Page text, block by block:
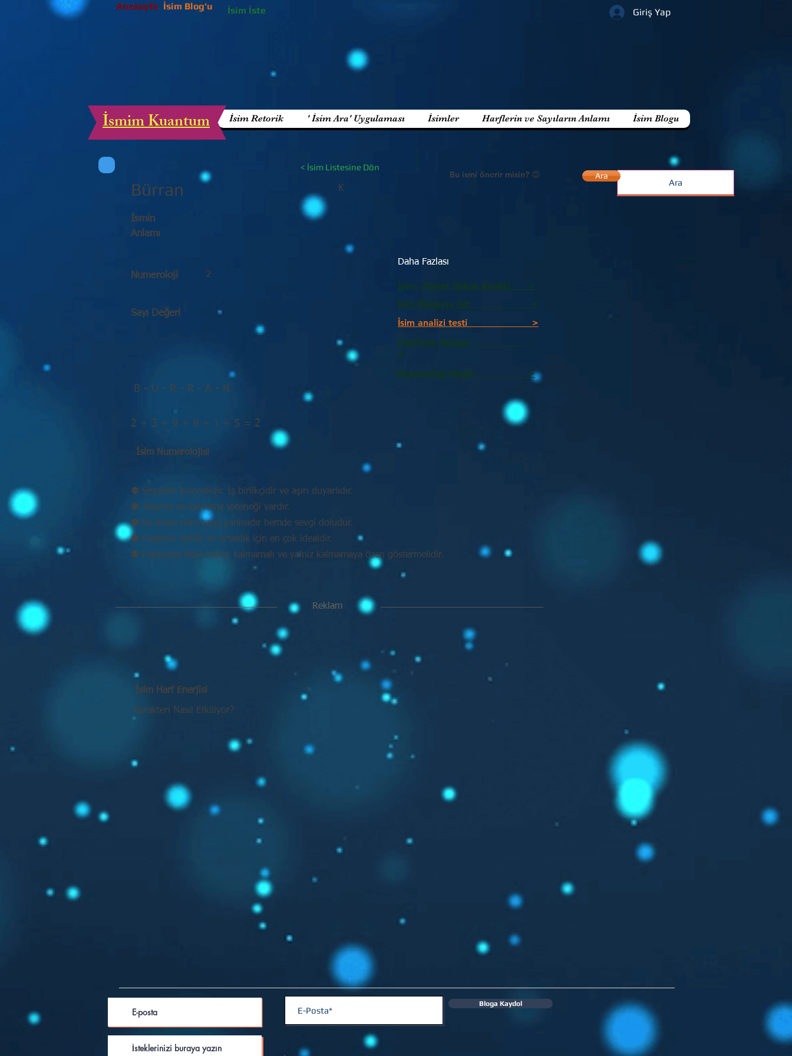
Anasayfa
Giriş Yap
İsim Blog'u İsim İste
İsim Retorik ' İsim Ara' Uygulaması İsimler Harflerin ve Sayıların Anlamı İsim Blogu
İsmim Kuantum
< İsim Listesine Dön
Bürran K
Bu ismi önerir misin? 😊
İsmin
Anlamı
Numeroloji 2
Sayı Değeri
B - U - R - R - A - N
Daha Fazlası
İsim - Hayat İlişkisi Analizi >
İsim Bloguna Git >
İsim analizi testi >
Harflerin Anlamı
>
Numeroloji Nedir_________ >
2 + 3 + 9 + 9 + 1 + 5 = 2
İsim Numerolojisi
⚉ Sezgileri kuvvetlidir. İş birlikçidir ve aşırı duyarlıdır.
⚉ Tasarım ve kavrama yeteneği vardır.
⚉ Bu insan hem barış yanlısıdır hemde sevgi doludur.
⚉ Eleştirici biridir ve ortaklık için en çok idealdir.
⚉ Detaylara fazla takılıp kalmamalı ve yalnız kalmamaya özen göstermelidir.
Reklam
İsim Harf Enerjisi
Karakteri Nasıl Etkiliyor?
Ara
Bloga Kaydol